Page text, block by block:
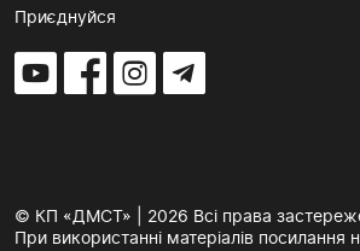
Приєднуйся
© КП «ДМСТ» | 2026 Всі права
При використанні матеріалів посилання